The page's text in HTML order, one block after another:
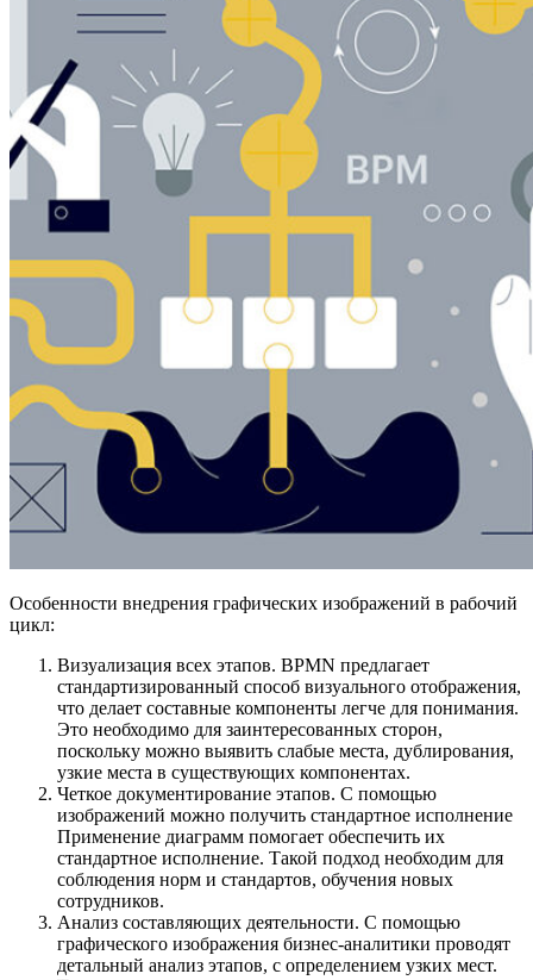
Особенности внедрения графических изображений в рабочий
цикл:
Визуализация всех этапов. BPMN предлагает
стандартизированный способ визуального отображения,
что делает составные компоненты легче для понимания.
Это необходимо для заинтересованных сторон,
поскольку можно выявить слабые места, дублирования,
узкие места в существующих компонентах.
Четкое документирование этапов. С помощью
изображений можно получить стандартное исполнение
Применение диаграмм помогает обеспечить их
стандартное исполнение. Такой подход необходим для
соблюдения норм и стандартов, обучения новых
сотрудников.
Анализ составляющих деятельности. С помощью
графического изображения бизнес-аналитики проводят
детальный анализ этапов, с определением узких мест.